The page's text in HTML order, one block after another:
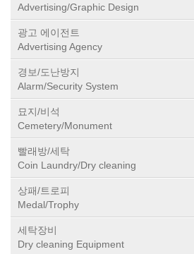
Advertising/Graphic Design
광고 에이전트
Advertising Agency
경보/도난방지
Alarm/Security System
묘지/비석
Cemetery/Monument
빨래방/세탁
Coin Laundry/Dry cleaning
상패/트로피
Medal/Trophy
세탁장비
Dry cleaning Equipment